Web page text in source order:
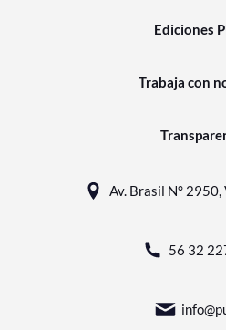
Ediciones
Trabaja con
Av. Brasil N° 2950,
56 32